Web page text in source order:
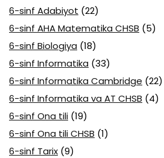
6-sinf Adabiyot (22)
6-sinf AHA Matematika CHSB (5)
6-sinf Biologiya (18)
6-sinf Informatika (33)
6-sinf Informatika Cambridge (22)
6-sinf Informatika va AT CHSB (4)
6-sinf Ona tili (19)
6-sinf Ona tili CHSB (1)
6-sinf Tarix (9)